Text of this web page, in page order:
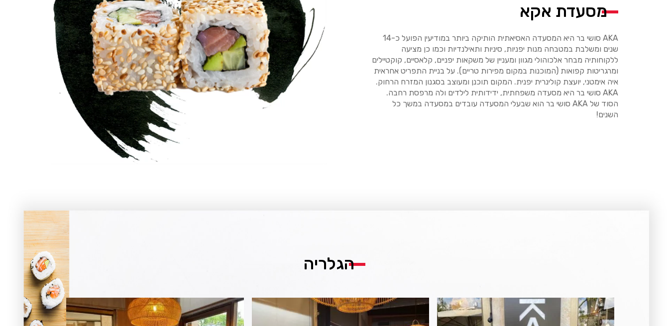
מסעדת אקא
AKA סושי בר היא המסעדה האסיאתית הותיקה ביותר במודיעין הפועל כ-14
שנים ומשלבת במטבחה מנות יפניות, סיניות ותאילנדיות וכמו כן מציעה
ללקוחותיה מבחר אלכוהולי מגוון ומעניין של משקאות יפניים, קלאסיים, קוקטיילים
ומרגריטות קפואות (המוכנות במקום מפירות טריים). על בניית התפריט אחראית
איה אימטני, יועצת קולינרית יפנית. המקום תוכנן ומעוצב בסגנון המזרח הרחוק.
AKA סושי בר היא מסעדה משפחתית, ידידותית לילדים ולה מרפסת רחבה.
הסוד של AKA סושי בר הוא שבעלי המסעדה עובדים במסעדה במשך כל
השנים!
הגלריה